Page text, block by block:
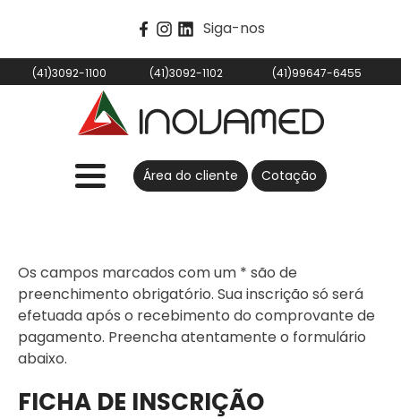
Siga-nos
(41)3092-1100 (41)3092-1102 (41)99647-6455
Área do cliente Cotação
Os campos marcados com um * são de
preenchimento obrigatório. Sua inscrição só será
efetuada após o recebimento do comprovante de
pagamento. Preencha atentamente o formulário
abaixo.
FICHA DE INSCRIÇÃO